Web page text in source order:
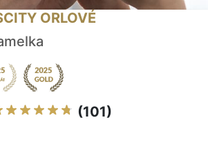
ORLOVÉ
(101)